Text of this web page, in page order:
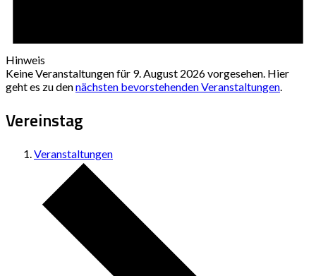
Hinweis
Keine Veranstaltungen für 9. August 2026 vorgesehen. Hier
geht es zu dennächsten bevorstehenden Veranstaltungen.
Vereinstag
Veranstaltungen